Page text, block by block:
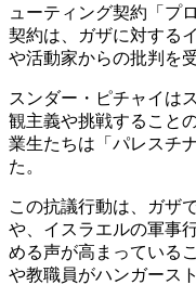
ューティング契約「プ
契約は、ガザに対する
や活動家からの批判を
スンダー・ピチャイは
観主義や挑戦すること
業生たちは「パレスチ
た。
この抗議行動は、ガザ
や、イスラエルの軍事
める声が高まっている
や教職員がハンガース